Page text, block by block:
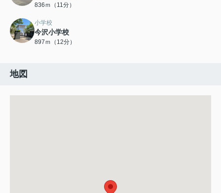
836ｍ（11分）
小学校
今沢小学校
897ｍ（12分）
地図